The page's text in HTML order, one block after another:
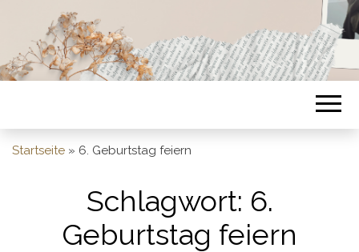
Startseite » 6. Geburtstag feiern
Schlagwort: 6.
Geburtstag feiern